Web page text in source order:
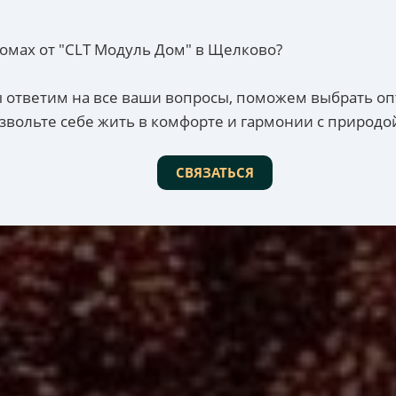
от "CLT Модуль Дом" в Щелково?
на все ваши вопросы, поможем выбрать
себе жить в комфорте и гармонии с
СВЯЗАТЬСЯ